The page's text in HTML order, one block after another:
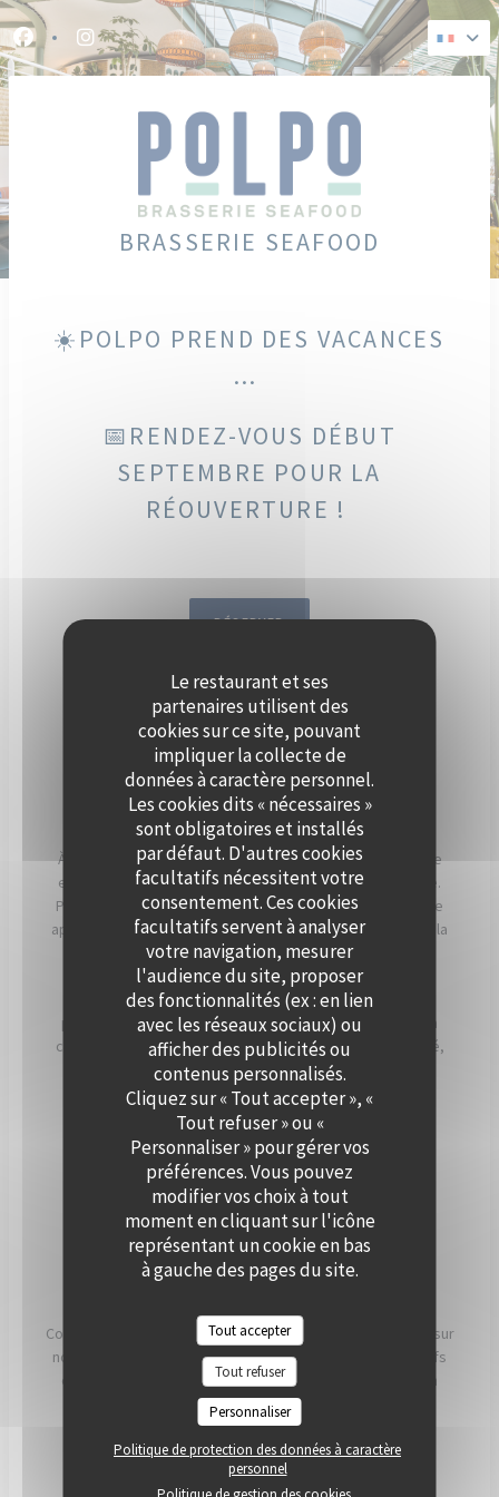
Personnalisation de vos choix en matière de cookies
Le restaurant et ses
partenaires utilisent des
cookies sur ce site, pouvant
impliquer la collecte de
données à caractère personnel.
Les cookies dits « nécessaires »
sont obligatoires et installés
par défaut. D'autres cookies
facultatifs nécessitent votre
consentement. Ces cookies
facultatifs servent à analyser
votre navigation, mesurer
l'audience du site, proposer
des fonctionnalités (ex : en lien
avec les réseaux sociaux) ou
afficher des publicités ou
contenus personnalisés.
Cliquez sur « Tout accepter », «
Tout refuser » ou «
Personnaliser » pour gérer vos
préférences. Vous pouvez
modifier vos choix à tout
moment en cliquant sur l'icône
représentant un cookie en bas
à gauche des pages du site.
Tout accepter
Tout refuser
Personnaliser
Politique de protection des données à caractère
personnel
Facebook ((ouvre une nouvelle fenêtre))
Instagram ((ouvre une nouvelle fenêtre))
BRASSERIE SEAFOOD
☀️POLPO PREND DES VACANCES
...
📅RENDEZ-VOUS DÉBUT
SEPTEMBRE POUR LA
RÉOUVERTURE !
RÉSERVER
DÈS SEPTEMBRE, ORGANISEZ
VOTRE ÉVÈNEMENT SUR LA
SEINE, À BORD DE POLPO
BRASSERIE.
À Levallois-Perret, Polpo Brasserie vous invite à vivre une
expérience unique sur sa péniche au charme authentique.
Profitez d’une vue panoramique sur la Seine et d’un cadre
apaisant, sublimé par les couchers de soleil qui illuminent la
terrasse en soirée.
Que ce soit pour un cocktail, un dîner ou une réception
professionnelle, notre équipe vous accompagne dans la
création d’un événement personnalisé, alliant convivialité,
élégance et saveurs de saison. Offrez à vos invités un
moment hors du temps, à deux pas de Paris.
PRIVATISER
NOS ENGAGEMENTS
Conscients que ce que nous mangeons a un impact direct sur
notre santé, notre planète et nos communautés, nos chefs
et nos équipes travaillent chaque jour pour essayer d'en
avoir le plus possible. impact positif possible.
LIRE